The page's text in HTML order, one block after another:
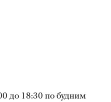
до 18:30 по будним